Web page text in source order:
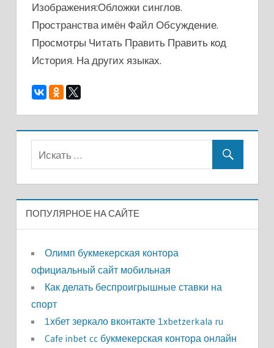
Изображения:Обложки синглов.
Пространства имён Файл Обсуждение.
Просмотры Читать Править Править код
История. На других языках.
ПОПУЛЯРНОЕ НА САЙТЕ
Олимп букмекерская контора
официальный сайт мобильная
Как делать беспроигрышные ставки на
спорт
1хбет зеркало вконтакте 1xbetzerkala ru
Cafe inbet cc букмекерская контора онлайн